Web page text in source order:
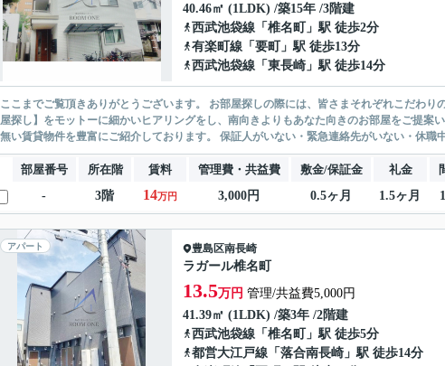
40.46㎡ (1LDK) /築15年 /3階建
西武池袋線 「 椎名町
」駅 徒歩2分
有楽町線 「 要町
」駅 徒歩13分
西武池袋線 「 東長崎 」駅 徒歩14分
ここまでご覧頂きありがとうございます。 お部屋探しの際には、皆さまそれぞれこだわりの条件があると思いますが、当社では【あなたに１番のお部
屋探し】をモットーに細かいヒアリングをし、南向きよりもあなた向きのお部屋をご提案いたします。 シングル物件からファミリー
無い賃貸物件を豊富にご紹介しております。 保証人がいない・緊急連
部屋番号 所在階 賃料 管理費・共益費 敷金/保証金 礼金
-
3階 14万円 3,000円 0.5ヶ月 1.5ヶ月
アパート 豊島区南長崎
ラガール椎名町
13.5万円 管理/共益費5,000円
41.39㎡ (1LDK) /築3年 /2階建
西武池袋線 「 椎名町
」駅 徒歩5分
都営大江戸線 「 落合南長崎 」駅 徒歩14分